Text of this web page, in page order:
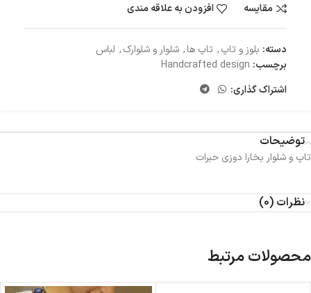
مقایسه
افزودن به علاقه مندی
دسته: بلوز و تاپ, تاپ ها, شلوار و شلوارک, لباس
برچسب: Handcrafted design
اشتراک گذاری:
توضیحات
تاپ و شلوار بخارا دوزی حبرات
نظرات (0)
محصولات مرتبط